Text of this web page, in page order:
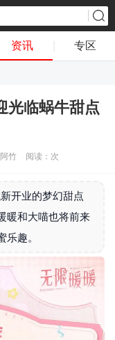
资讯 专区
光临蜗牛甜点
竹 阅读： 次
开业的梦幻甜点
暖和大喵也将前来
趣。